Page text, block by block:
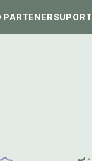
PARTENERSUPORT